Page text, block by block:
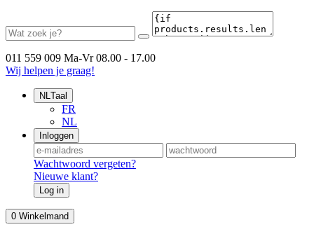
011 559 009 Ma-Vr 08.00 - 17.00
Wij helpen je graag!
NLTaal
FR
NL
Inloggen
Wachtwoord vergeten?
Nieuwe klant?
Log in
0 Winkelmand